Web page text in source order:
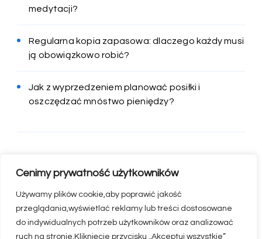
Cenimy prywatność użytkowników
Używamy plików cookie,aby poprawić jakość
przeglądania,wyświetlać reklamy lub treści dostosowane
do indywidualnych potrzeb użytkowników oraz analizować
ruch na stronie.Kliknięcie przycisku „Akceptuj wszystkie”
medytacji?
Regularna kopia zapasowa: dlaczego każdy musi
ją obowiązkowo robić?
Jak z wyprzedzeniem planować posiłki i
oszczędzać mnóstwo pieniędzy?